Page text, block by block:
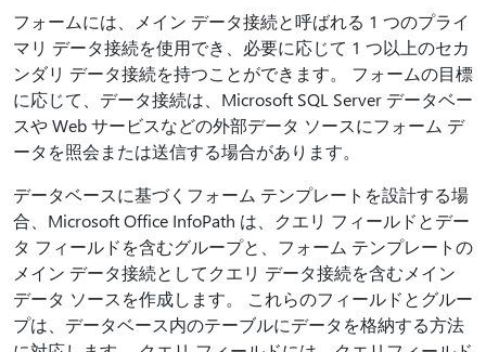
フォームには、メイン データ接続と呼ばれる 1 つのプライ
マリ データ接続を使用でき、必要に応じて 1 つ以上のセカ
ンダリ データ接続を持つことができます。 フォームの目標
に応じて、データ接続は、Microsoft SQL Server データベー
スや Web サービスなどの外部データ ソースにフォーム デ
ータを照会または送信する場合があります。
データベースに基づくフォーム テンプレートを設計する場
合、Microsoft Office InfoPath は、クエリ フィールドとデー
タ フィールドを含むグループと、フォーム テンプレートの
メイン データ接続としてクエリ データ接続を含むメイン
データ ソースを作成します。 これらのフィールドとグルー
プは、データベース内のテーブルにデータを格納する方法